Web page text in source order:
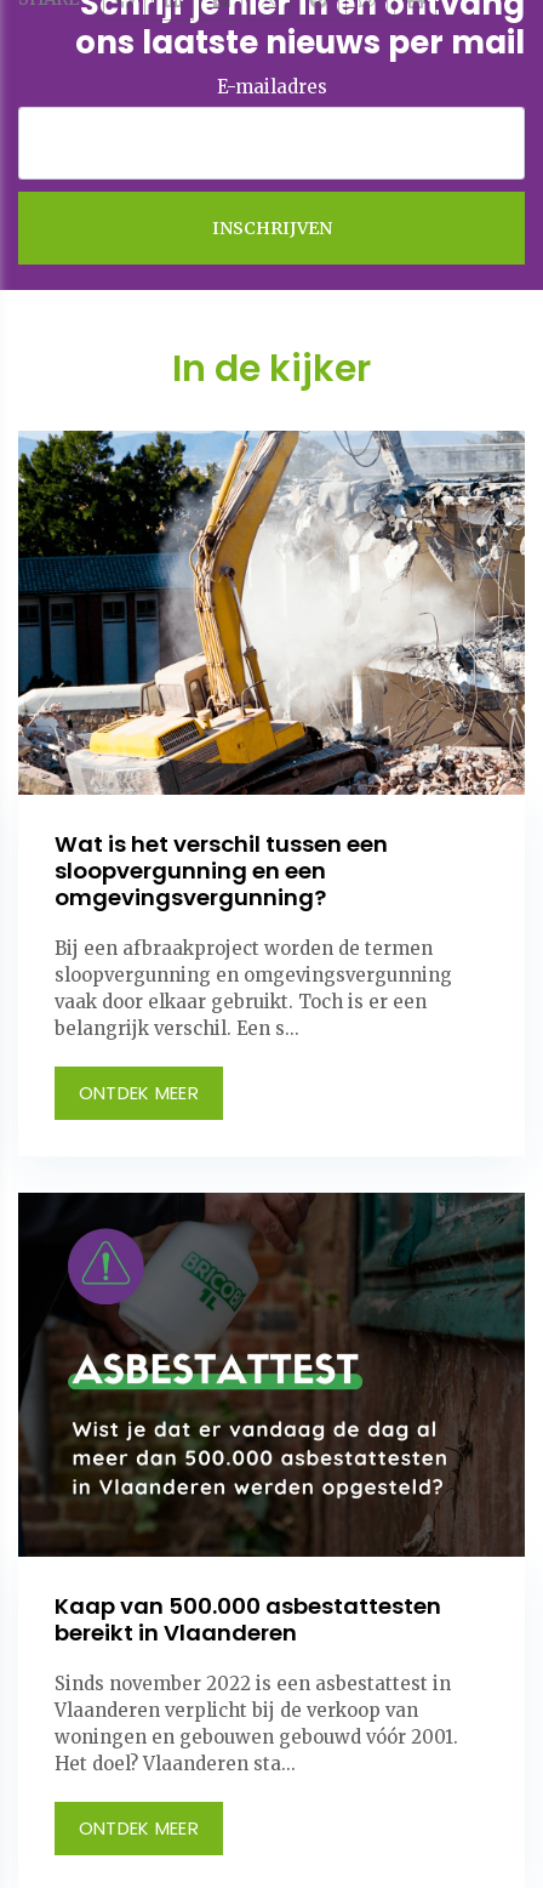
ons laatste nieuws per mail
E-mailadres
In de kijker
Wat is het verschil tussen een
sloopvergunning en een
omgevingsvergunning?
Bij een afbraakproject worden de termen
sloopvergunning en omgevingsvergunning
vaak door elkaar gebruikt. Toch is er een
belangrijk verschil. Een s...
ONTDEK MEER
Kaap van 500.000 asbestattesten
bereikt in Vlaanderen
Sinds november 2022 is een asbestattest in
Vlaanderen verplicht bij de verkoop van
woningen en gebouwen gebouwd vóór 2001.
Het doel? Vlaanderen sta...
ONTDEK MEER